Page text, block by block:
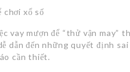
chơi xổ số
vay mượn để “thử vận may”
dẫn đến những quyết định
cần thiết.